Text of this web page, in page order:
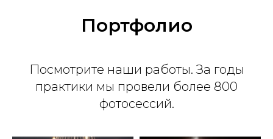
Портфолио
Посмотрите наши работы. За годы
практики мы провели более 800
фотосессий.